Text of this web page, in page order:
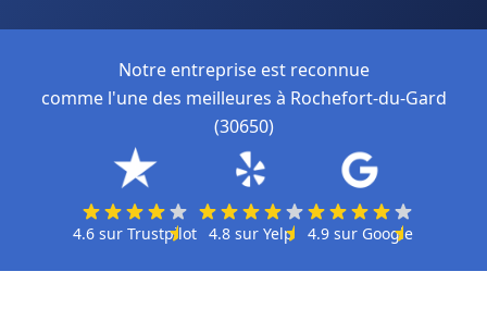
Notre entreprise est reconnue
comme l'une des meilleures à Rochefort-du-Gard
(30650)
4.6 sur Trustpilot 4.8 sur Yelp 4.9sur Google